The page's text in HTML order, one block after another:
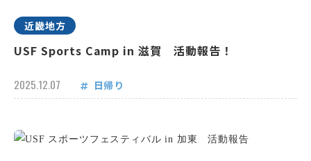
近畿地方
USF Sports Camp in 滋賀 活動報告！
2025.12.07 日帰り